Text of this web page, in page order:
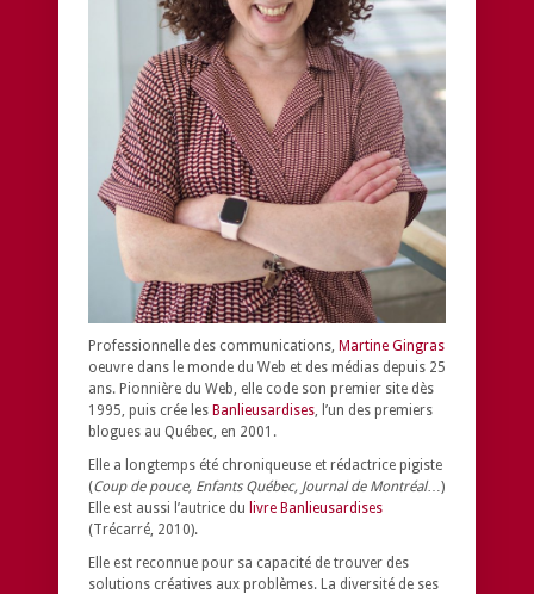
Professionnelle des communications, Martine Gingras
oeuvre dans le monde du Web et des médias depuis 25
ans. Pionnière du Web, elle code son premier site dès
1995, puis crée les Banlieusardises , l’un des premiers
blogues au Québec, en 2001.
Elle a longtemps été chroniqueuse et rédactrice pigiste
(Coup de pouce, Enfants Québec, Journal de Montréal…)
Elle est aussi l’autrice du livre Banlieusardises
(Trécarré, 2010).
Elle est reconnue pour sa capacité de trouver des
solutions créatives aux problèmes. La diversité de ses